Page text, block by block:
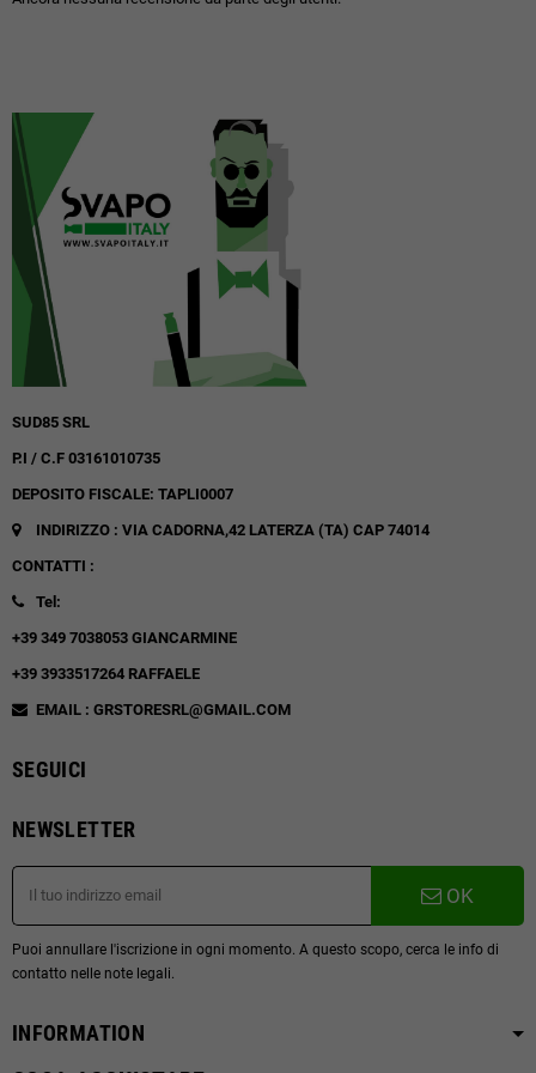
SUD85 SRL
P.I / C.F 03161010735
DEPOSITO FISCALE: TAPLI0007
INDIRIZZO : VIA CADORNA,42 LATERZA (TA) CAP 74014
CONTATTI :
Tel:
+39 349 7038053 GIANCARMINE
+39 3933517264 RAFFAELE
EMAIL : GRSTORESRL@GMAIL.COM
SEGUICI
NEWSLETTER
OK
Puoi annullare l'iscrizione in ogni momento. A questo scopo, cerca le info di
contatto nelle note legali.
INFORMATION